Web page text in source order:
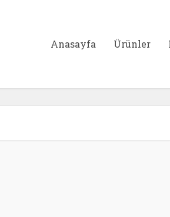
Anasayfa Ürünler